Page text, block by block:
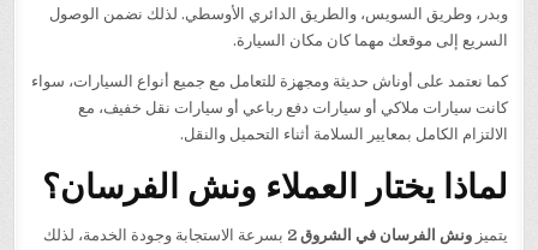
وبدر، وطريق السويس، والطريق الدائري الأوسطي. لذلك نضمن الوصول
السريع إلى موقعك مهما كان مكان السيارة.
كما نعتمد على أوناش حديثة ومجهزة للتعامل مع جميع أنواع السيارات، سواء
كانت سيارات ملاكي أو سيارات دفع رباعي أو سيارات نقل خفيف، مع
الالتزام الكامل بمعايير السلامة أثناء التحميل والنقل.
لماذا يختار العملاء ونش الفرسان؟
يتميزونش الفرسان في الشروق 2
بسرعة الاستجابة وجودة الخدمة، لذلك